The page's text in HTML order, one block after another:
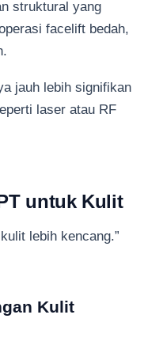
struktural yang
facelift bedah,
jauh lebih signifikan
laser atau RF
untuk Kulit
lebih kencang.”
Kulit